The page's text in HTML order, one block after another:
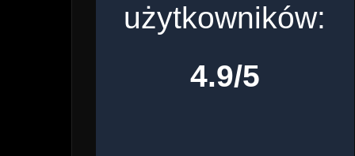
użytkowników:
4.9/5